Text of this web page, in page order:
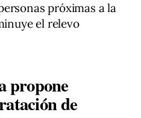
próximas a la
el relevo
propone
de